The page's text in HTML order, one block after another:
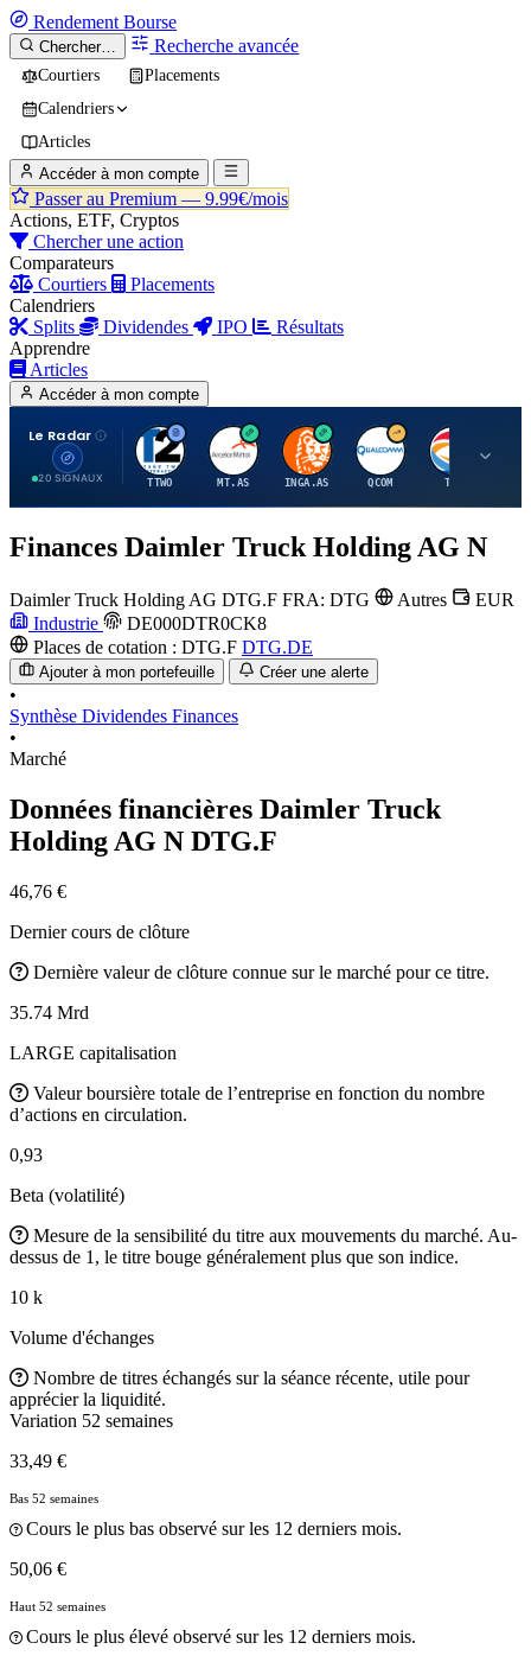
Rendement Bourse
Chercher… Recherche avancée
Courtiers
Placements
Calendriers
Articles
Accéder à mon compte
Passer au Premium — 9.99€/mois
Actions, ETF, Cryptos
Chercher une action
Comparateurs
Courtiers
Placements
Calendriers
Splits
Dividendes IPO
Résultats
Apprendre
Articles
Accéder à mon compte
Le Radar
20 SIGNAUX
T
TTWO
A
MT.AS
I
INGA.AS
Q
QCOM
T
TTE
Finances Daimler Truck Holding AG N
Daimler Truck Holding AG DTG.F FRA: DTG Autres
EUR
Industrie
DE000DTR0CK8
Places de cotation : DTG.F DTG.DE
Ajouter à mon portefeuille Créer une alerte
•
Synthèse Dividendes Finances
•
Marché
Données financières Daimler Truck
Holding AG N DTG.F
46,76 €
Dernier cours de clôture
Dernière valeur de clôture connue sur le marché pour ce titre.
35.74 Mrd
LARGE capitalisation
Valeur boursière totale de l’entreprise en fonction du nombre
d’actions en circulation.
0,93
Beta (volatilité)
Mesure de la sensibilité du titre aux mouvements du marché. Au-
dessus de 1, le titre bouge généralement plus que son indice.
10 k
Volume d'échanges
Nombre de titres échangés sur la séance récente, utile pour
apprécier la liquidité.
Variation 52 semaines
33,49 €
Bas 52 semaines
Cours le plus bas observé sur les 12 derniers mois.
50,06 €
Haut 52 semaines
Cours le plus élevé observé sur les 12 derniers mois.